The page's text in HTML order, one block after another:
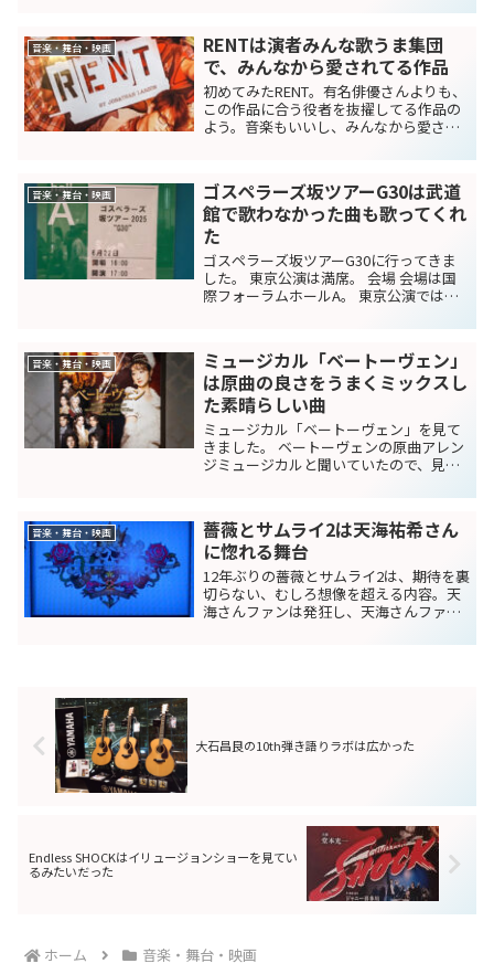
音楽・舞台・映画
RENTは演者みんな歌うま集団
で、みんなから愛されてる作品
初めてみたRENT。有名俳優さんよりも、
この作品に合う役者を抜擢してる作品の
よう。音楽もいいし、みんなから愛され
音楽・舞台・映画
ゴスペラーズ坂ツアーG30は武道
館で歌わなかった曲も歌ってくれ
た
ゴスペラーズ坂ツアーG30に行ってきま
した。 東京公演は満席。 会場 会場は国
際フォーラムホールA。 東京公演ではお
た。（いつも2階席が多い） フォーラム
はトイレが充実している印象があり、休
憩中も問題な...
音楽・舞台・映画
ミュージカル「ベートーヴェン」
は原曲の良さをうまくミックスし
た素晴らしい曲
ミュージカル「ベートーヴェン」を見て
きました。 ベートーヴェンの原曲アレン
ジミュージカルと聞いていたので、見づ
た。 実際見たら、原曲をうまくアレンジ
していて、見やすかったです。 ベートー
ヴェンの原曲も好きだ...
音楽・舞台・映画
薔薇とサムライ2は天海祐希さん
に惚れる舞台
12年ぶりの薔薇とサムライ2は、期待を裏
切らない、むしろ想像を超える内容。天
海さんファンは発狂し、天海さんファン
大石昌良の10th弾き語りラボは広かった
Endless SHOCKはイリュージョンショーを見てい
るみたいだった
ホーム 音楽・舞台・映画